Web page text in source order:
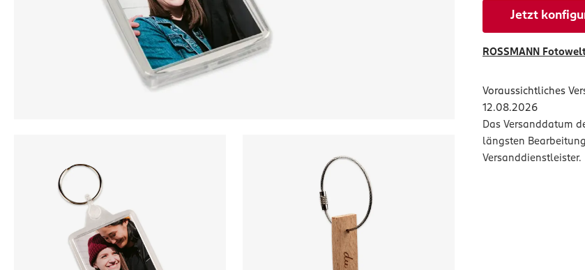
Jetzt
ROSSMANN
Voraussichtliches
12.08.2026
Das Versanddatum
längsten
Versanddienstleister.